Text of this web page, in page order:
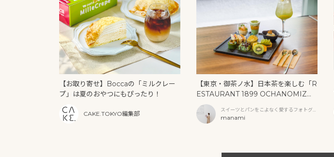
【お取り寄せ】Boccaの「ミルクレー
プ」は夏のおやつにもぴったり！
CAKE.TOKYO編集部
【東京・御茶ノ水】日本茶を楽しむ「R
ESTAURANT 1899 OCHANOMIZ
U」の抹茶アフタヌーンティーと新作ク
リームソーダ
スイーツとパンをこよなく愛するフォトグラ
ファー
manami